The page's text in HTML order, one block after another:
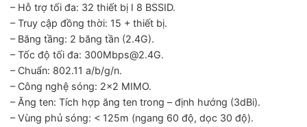
– Hỗ trợ tối đa: 32 thiết bị I 8 BSSID.
– Truy cập đồng thời: 15 + thiết bị.
– Băng tầng: 2 băng tần (2.4G).
– Tốc độ tối đa: 300Mbps@2.4G.
– Chuẩn: 802.11 a/b/g/n.
– Công nghệ sóng: 2×2 MIMO.
– Ăng ten: Tích hợp ăng ten trong – định hướng (3dBi).
– Vùng phủ sóng: < 125m (ngang 60 độ, dọc 30 độ).